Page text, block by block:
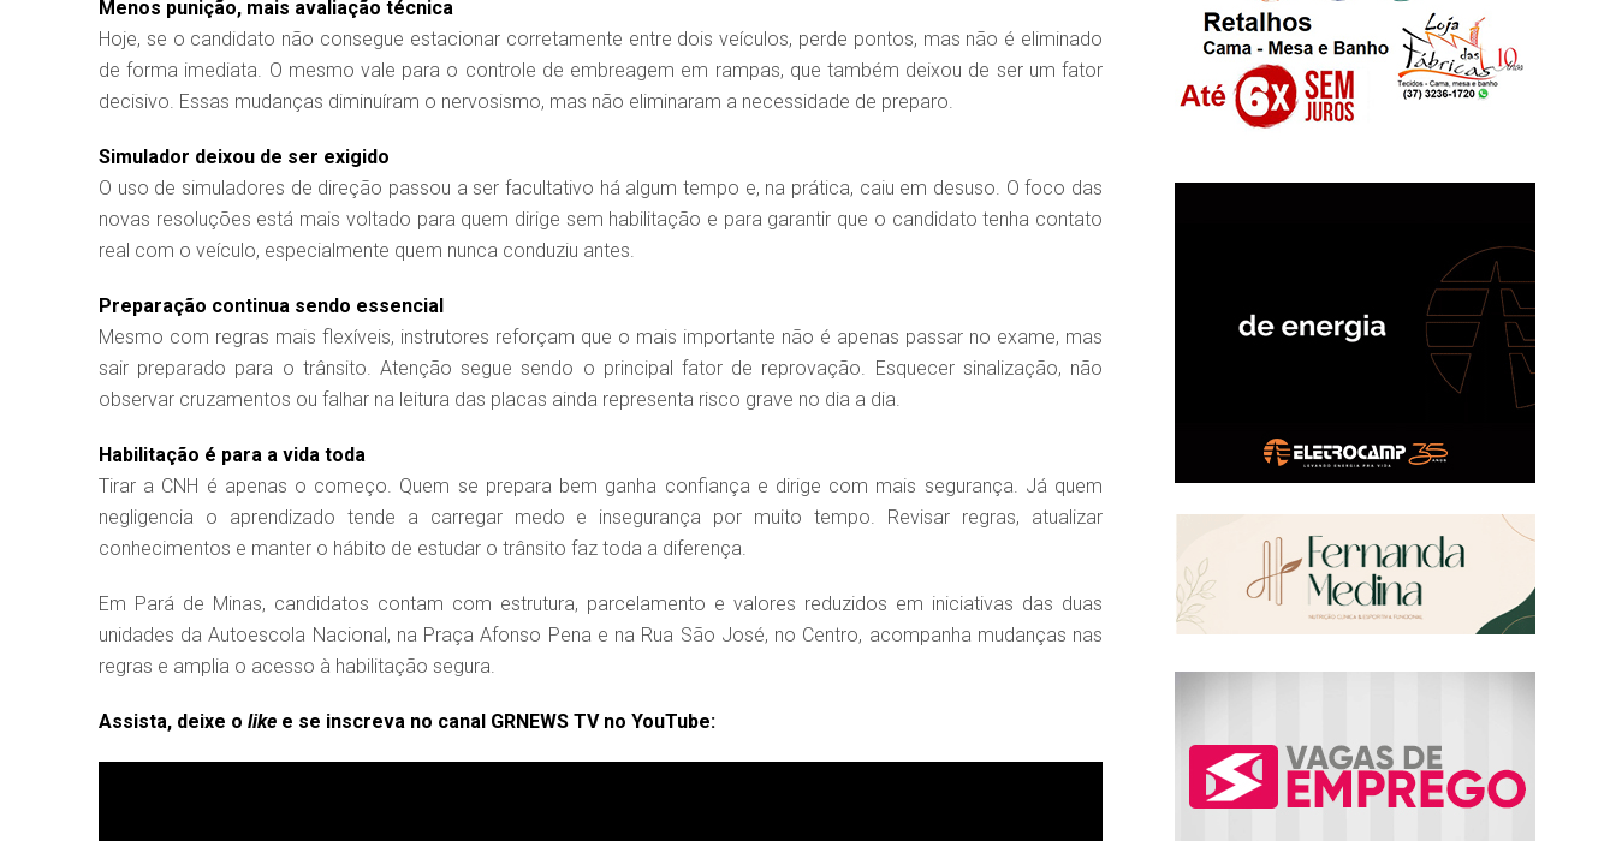
Menos punição, mais avaliação técnica
Hoje, se o candidato não consegue estacionar corretamente entre dois veículos, perde pontos, mas não é eliminado
de forma imediata. O mesmo vale para o controle de embreagem em rampas, que também deixou de ser um fator
decisivo. Essas mudanças diminuíram o nervosismo, mas não eliminaram a necessidade de preparo.
Simulador deixou de ser exigido
O uso de simuladores de direção passou a ser facultativo há algum tempo e, na prática, caiu em desuso. O foco das
novas resoluções está mais voltado para quem dirige sem habilitação e para garantir que o candidato tenha contato
real com o veículo, especialmente quem nunca conduziu antes.
Preparação continua sendo essencial
Mesmo com regras mais flexíveis, instrutores reforçam que o mais importante não é apenas passar no exame, mas
sair preparado para o trânsito. Atenção segue sendo o principal fator de reprovação. Esquecer sinalização, não
observar cruzamentos ou falhar na leitura das placas ainda representa risco grave no dia a dia.
Habilitação é para a vida toda
Tirar a CNH é apenas o começo. Quem se prepara bem ganha confiança e dirige com mais segurança. Já quem
negligencia o aprendizado tende a carregar medo e insegurança por muito tempo. Revisar regras, atualizar
conhecimentos e manter o hábito de estudar o trânsito faz toda a diferença.
Em Pará de Minas, candidatos contam com estrutura, parcelamento e valores reduzidos em iniciativas das duas
unidades da Autoescola Nacional, na Praça Afonso Pena e na Rua São José, no Centro, acompanha mudanças nas
regras e amplia o acesso à habilitação segura.
Assista, deixe o like e se inscreva no canal GRNEWS TV no YouTube: